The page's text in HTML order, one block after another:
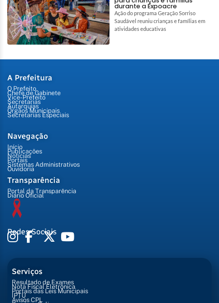
durante a Expoacre
Ação do programa Geração Sorriso
Saudável reuniu crianças e famílias em
atividades educativas
A Prefeitura
O Prefeito
Chefe de Gabinete
Vice-Prefeito
Secretarias
Autarquias
Órgãos Municipais
Secretarias Especiais
Navegação
Início
Publicações
Notícias
Portais
Sistemas Administrativos
Ouvidoria
Transparência
Portal da Transparência
Diário Oficial
Redes Sociais
Serviços
Resultado de Exames
Nota Fiscal Eletrônica
Portais das Leis Municipais
IPTU
Avisos CPL